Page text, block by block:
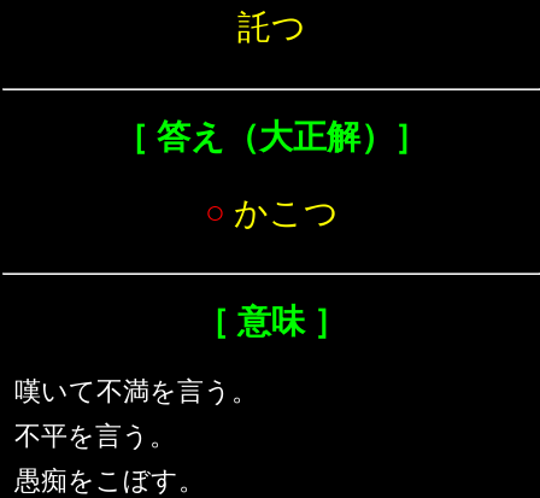
託つ
［ 答え（大正解）］
○ かこつ
［ 意味 ］
嘆いて不満を言う。
不平を言う。
愚痴をこぼす。